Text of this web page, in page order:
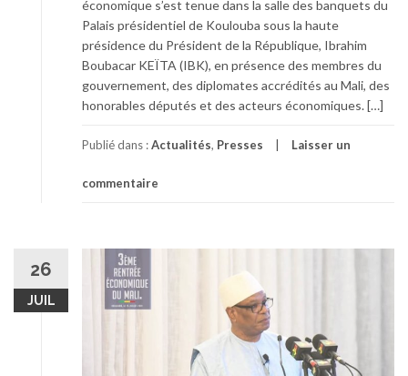
économique s’est tenue dans la salle des banquets du
Palais présidentiel de Koulouba sous la haute
présidence du Président de la République, Ibrahim
Boubacar KEÏTA (IBK), en présence des membres du
gouvernement, des diplomates accrédités au Mali, des
honorables députés et des acteurs économiques. […]
Publié dans :Actualités, Presses Laisser un
commentaire
26
JUIL